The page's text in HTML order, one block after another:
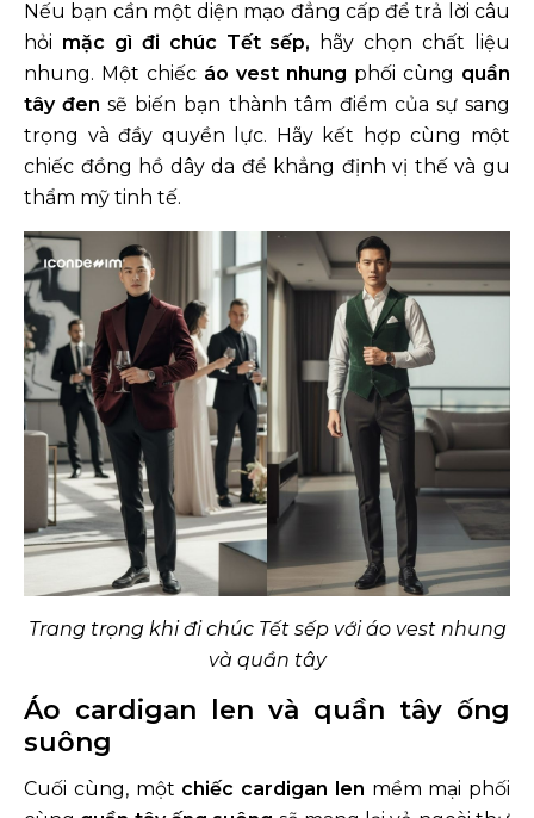
Nếu bạn cần một diện mạo đẳng cấp để trả lời câu
hỏi mặc gì đi chúc Tết sếp, hãy chọn chất liệu
nhung. Một chiếc áo vest nhung phối cùng quần
tây đensẽ biến bạn thành tâm điểm của sự sang
trọng và đầy quyền lực. Hãy kết hợp cùng một
chiếc đồng hồ dây da để khẳng định vị thế và gu
thẩm mỹ tinh tế.
Trang trọng khi đi chúc Tết sếp với áo vest nhung
và quần tây
Áo cardigan len và quần tây ống
suông
Cuối cùng, một chiếc cardigan len mềm mại phối